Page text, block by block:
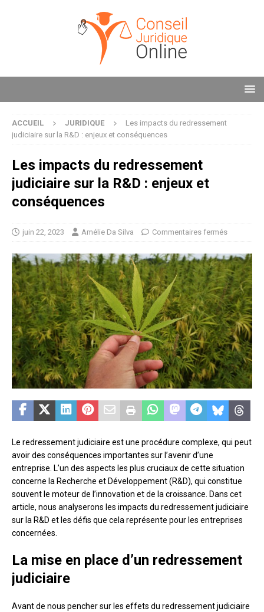
ACCUEIL JURIDIQUE
Les impacts du redressement
judiciaire sur la R&D : enjeux et conséquences
Les impacts du redressement
judiciaire sur la R&D : enjeux et
conséquences
juin 22, 2023 Amélie Da Silva Commentaires fermés
Le redressement judiciaire est une procédure complexe, qui peut
avoir des conséquences importantes sur l’avenir d’une
entreprise. L’un des aspects les plus cruciaux de cette situation
concerne la Recherche et Développement (R&D), qui constitue
souvent le moteur de l’innovation et de la croissance. Dans cet
article, nous analyserons les impacts du redressement judiciaire
sur la R&D et les défis que cela représente pour les entreprises
concernées.
La mise en place d’un redressement
judiciaire
Avant de nous pencher sur les effets du redressement judiciaire